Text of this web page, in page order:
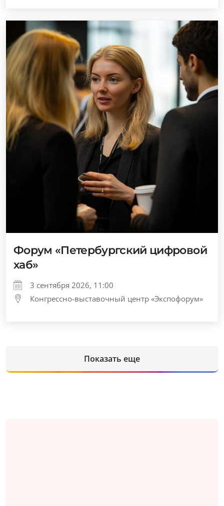
Форум «Петербургский цифровой
хаб»
3 сентября 2026, 11:00
Конгрессно-выставочный центр «Экспофорум»
Показать еще